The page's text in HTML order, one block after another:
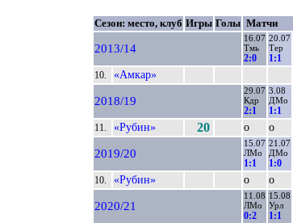
Сезон: место, клуб Игры Голы Матчи
2013/14
16.07
Тмь
2:0
20.07
Тер
1:1
10. «Амкар»
2018/19
29.07
Кдр
2:1
3.08
ДМо
1:1
11. «Рубин» 20 о о
2019/20
15.07
ЛМо
1:1
21.07
ДМо
1:0
10. «Рубин» о о
2020/21
11.08
ЛМо
0:2
15.08
Урл
1:1